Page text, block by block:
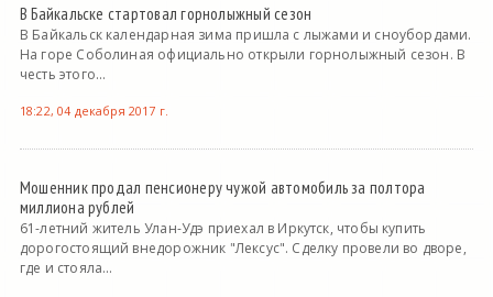
В Байкальске стартовал горнолыжный сезон
В Байкальск календарная зима пришла с лыжами и сноубордами.
На горе Соболиная официально открыли горнолыжный сезон. В
честь этого...
18:22, 04 декабря 2017 г.
Мошенник продал пенсионеру чужой автомобиль за полтора
миллиона рублей
61-летний житель Улан-Удэ приехал в Иркутск, чтобы купить
дорогостоящий внедорожник "Лексус". Сделку провели во дворе,
где и стояла...